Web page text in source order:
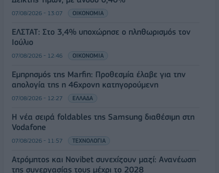
07/08/2026 - 13:07 ΟΙΚΟΝΟΜΙΑ
ΕΛΣΤΑΤ: Στο 3,4% υποχώρησε ο πληθωρισμός τον
Ιούλιο
07/08/2026 - 12:46 ΟΙΚΟΝΟΜΙΑ
Εμπρησμός της Marfin: Προθεσμία έλαβε για την
απολογία της η 46χρονη κατηγορούμενη
07/08/2026 - 12:27 ΕΛΛΑΔΑ
Η νέα σειρά foldables της Samsung διαθέσιμη στη
Vodafone
07/08/2026 - 11:57 ΤΕΧΝΟΛΟΓΙΑ
Ατρόμητος και Novibet συνεχίζουν μαζί: Ανανέωση
της συνεργασίας τους μέχρι το 2028